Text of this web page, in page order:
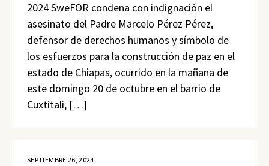
2024 SweFOR condena con indignación el
asesinato del Padre Marcelo Pérez Pérez,
defensor de derechos humanos y símbolo de
los esfuerzos para la construcción de paz en el
estado de Chiapas, ocurrido en la mañana de
este domingo 20 de octubre en el barrio de
Cuxtitali, […]
SEPTIEMBRE 26, 2024